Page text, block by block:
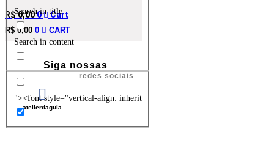
Search in title
Search in content
"><font style="vertical-align: inherit
R$0,000 Cart
R$ 0,00 0 CART
Siga nossas
redes sociais
atelierdagula